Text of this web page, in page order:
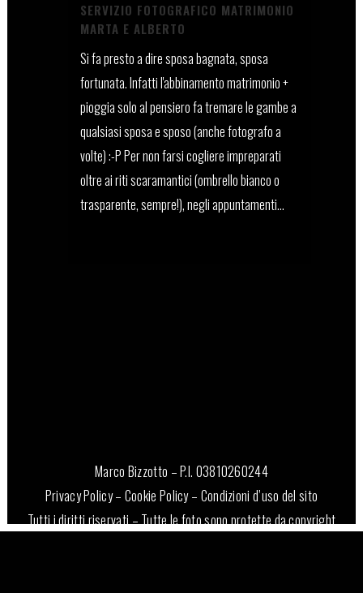
SERVIZIO FOTOGRAFICO MATRIMONIO
MARTA E ALBERTO
Si fa presto a dire sposa bagnata, sposa
fortunata. Infatti l'abbinamento matrimonio +
pioggia solo al pensiero fa tremare le gambe a
qualsiasi sposa e sposo (anche fotografo a
volte) :-P Per non farsi cogliere impreparati
oltre ai riti scaramantici (ombrello bianco o
trasparente, sempre!), negli appuntamenti...
Marco Bizzotto – P.I. 03810260244
Privacy Policy– Cookie Policy– Condizioni d’uso del sito
Tutti i diritti riservati – Tutte le foto sono protette da copyright